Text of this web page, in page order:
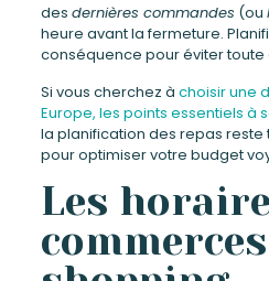
des dernières commandes (ou
heure avant la fermeture.
conséquence pour éviter
Si vous cherchez à choisir une
Europe, les points essentiels à
la planification des repas reste
pour optimiser votre budget
Les